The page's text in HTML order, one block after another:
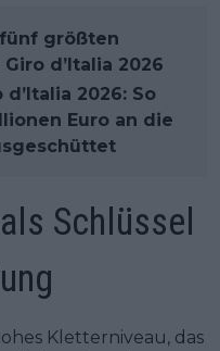
größten
d’Italia 2026
2026: So
Euro an die
Schlüssel
Kletterniveau, das